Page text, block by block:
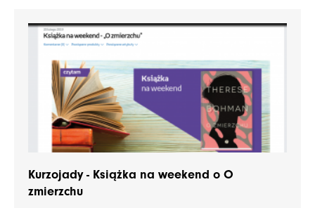
Kurzojady - Książka na weekend o O
zmierzchu